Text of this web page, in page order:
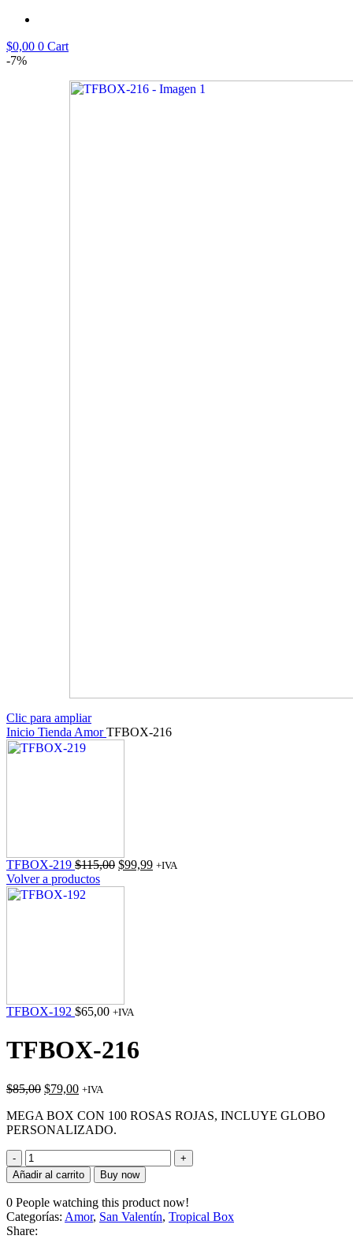
$0,00 0 Cart
-7%
Clic para ampliar
Inicio Tienda AmorTFBOX-216
TFBOX-219 $115,00 El
$99,99El+IVA
Volver a productos
TFBOX-192 $65,00 +IVA
TFBOX-216
$85,00 El
original
era:
$79,00El
actual
es:
+IVA
MEGA BOX CON 100 ROSAS ROJAS, INCLUYE GLOBO
PERSONALIZADO.
TFBOX-
216
cantidad
Añadir al carrito Buy now
0 People watching this product now!
Categorías: Amor, San Valentín, Tropical Box
Share: